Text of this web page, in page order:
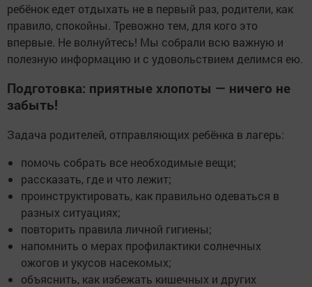
ребёнок едет отдыхать не в первый раз, родители, как
правило, спокойны. Тревожно тем, для кого это
впервые. Не волнуйтесь! Мы собрали всю важную и
полезную информацию и с удовольствием делимся ею.
Подготовка: приятные хлопоты — ничего не
забыть!
Задача родителей, отправляющих ребёнка в лагерь:
помочь собрать все необходимые вещи;
рассказать, где и что лежит;
проинструктировать, как правильно одеваться в
разных ситуациях;
повторить правила личной гигиены;
напомнить о мерах профилактики солнечных
ожогов и укусов насекомых;
объяснить, как избежать кишечных и других